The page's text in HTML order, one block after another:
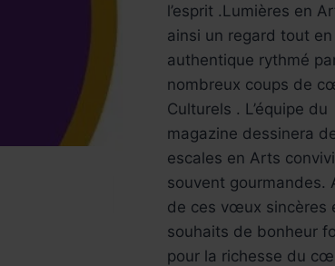
l’esprit .Lumières en
ainsi un regard tout
authentique rythmé
nombreux coups de
Culturels . L’équipe du
magazine dessinera
escales en Arts
souvent gourmandes.
de ces vœux sincères
souhaits de bonheur
pour la richesse du